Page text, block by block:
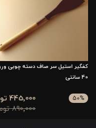
کفگیر استیل سر صاف دسته چوبی
40 سانتی
50%
890٬000 تومان
445٬000 تومان